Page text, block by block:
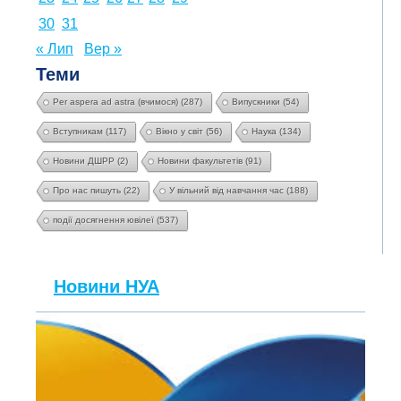
30 31
« Лип
Вер »
Теми
Per aspera ad astra (вчимося) (287) Випускники (54)
Вступникам (117) Вікно у світ (56) Наука (134)
Новини ДШРР (2) Новини факультетів (91)
Про нас пишуть (22) У вільний від навчання час (188)
події досягнення ювілеї (537)
Новини НУА